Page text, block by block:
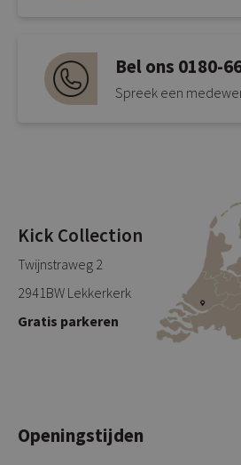
Bel ons 0180-
Spreek een
Kick Collection
Twijnstraweg 2
2941BW Lekkerkerk
Gratis parkeren
Openingstijden